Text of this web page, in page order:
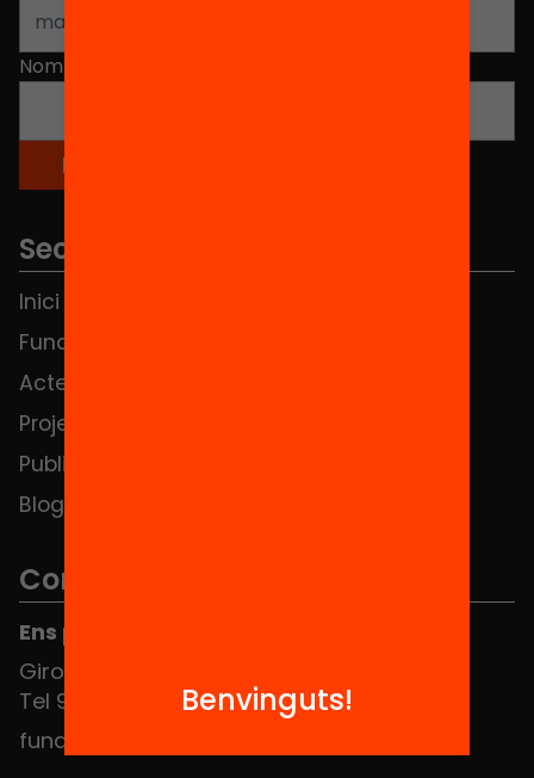
Nom
Seccions
Inici
Fundació
Actes
Projectes
Publicacions i vídeos
Blog
Contacte
Ens pots trobar al Hub Social
Girona 34, interior 08010 Barcelona
Tel 934 588 700
fundacio@equitat.org
Benvinguts!